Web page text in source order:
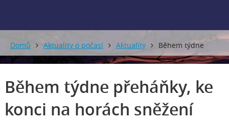
Domů Aktuality o počasí Aktuality Během týdne
přeháňky, ke konci na horách sněžení
Během týdne přeháňky, ke
konci na horách sněžení